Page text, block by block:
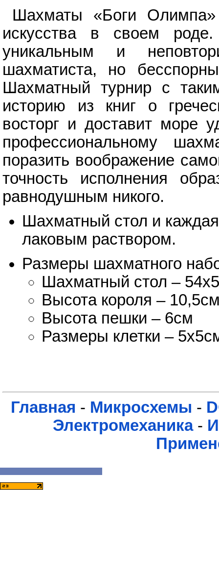
Шахматы «Боги Олимпа»
искусства в своем
уникальным и
шахматиста, но
Шахматный турнир с
историю из книг о
восторг и доставит море
профессиональному
поразить воображение
точность исполнения
равнодушным никого.
Шахматный стол и
лаковым раствором.
Размеры шахматного
Шахматный стол –
Высота короля –
Высота пешки – 6см
Размеры клетки –
Главная - Микросхемы -
Электромеханика-